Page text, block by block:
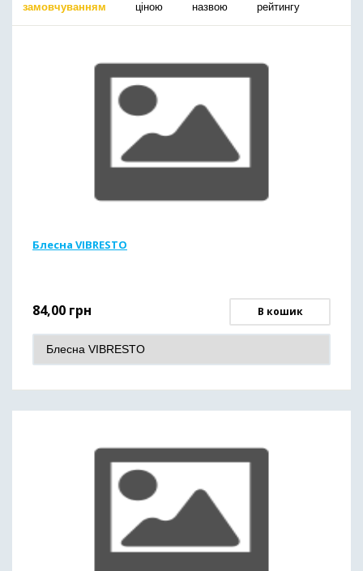
замовчуванням ціною назвою рейтингу
Блесна VIBRESTO
84,00 грн В кошик